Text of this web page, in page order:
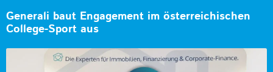
Generali baut Engagement im österreichischen
College-Sport aus